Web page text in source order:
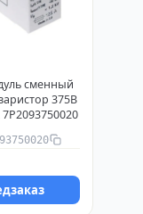
сменный
375В
7P2093750020